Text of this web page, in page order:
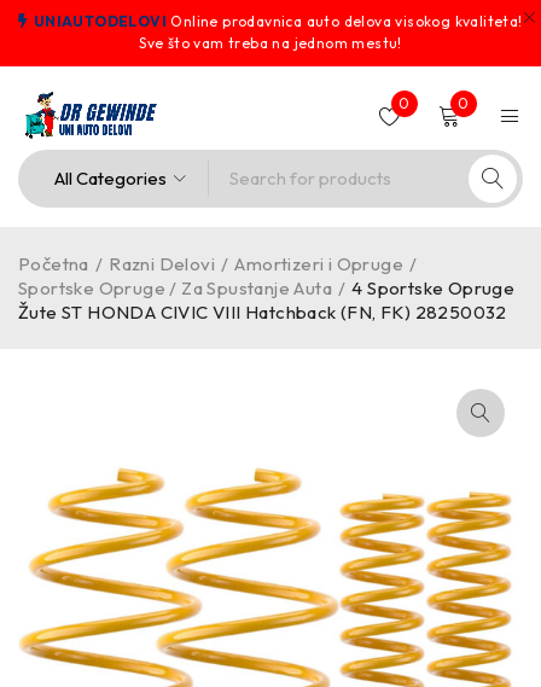
UNIAUTODELOVI Online prodavnica auto delova visokog kvaliteta!
Sve što vam treba na jednom mestu!
0 0
Početna / Razni Delovi / Amortizeri i Opruge /
Sportske Opruge / Za Spustanje Auta / 4 Sportske Opruge
Žute ST HONDA CIVIC VIII Hatchback (FN, FK) 28250032